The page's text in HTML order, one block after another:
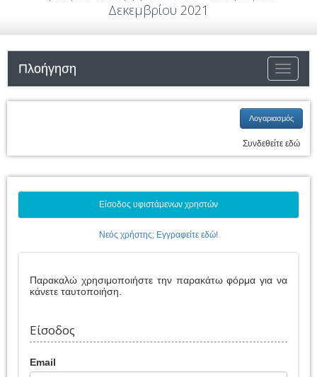
Δεκεμβρίου 2021
Πλοήγηση
Λογαριασμός
Συνδεθείτε εδώ
Είσοδος υφιστάμενων χρηστών
Νεός χρήστης; Εγγραφείτε εδώ!
Παρακαλώ χρησιμοποιήστε την παρακάτω φόρμα για να
κάνετε ταυτοποιήση.
Είσοδος
Email